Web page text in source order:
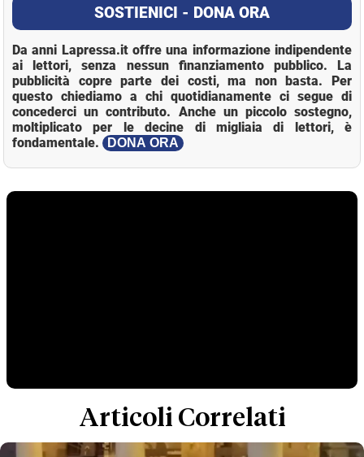
SOSTIENICI - DONA ORA
Da anni Lapressa.it offre una informazione indipendente
ai lettori, senza nessun finanziamento pubblico. La
pubblicità copre parte dei costi, ma non basta. Per
questo chiediamo a chi quotidianamente ci segue di
concederci un contributo. Anche un piccolo sostegno,
moltiplicato per le decine di migliaia di lettori, è
fondamentale.
DONA ORA
Articoli Correlati